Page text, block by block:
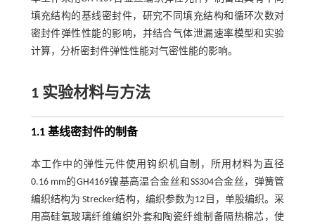
填充结构的基线密封件，研究不同填充结构和循环次数对
密封件弹性性能的影响，并结合气体泄漏速率模型和实验
计算，分析密封件弹性性能对气密性能的影响。
1 实验材料与方法
1.1 基线密封件的制备
本工作中的弹性元件使用钩织机自制，所用材料为直径
0.16 mm的GH4169镍基高温合金丝和SS304合金丝，弹簧管
编织结构为 Strecker结构，编织参数为12目，单股编织。采
用高硅氧玻璃纤维编织外套和陶瓷纤维制备隔热棉芯，使